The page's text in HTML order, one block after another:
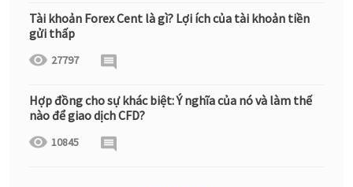
Tài khoản Forex Cent là gì? Lợi ích của tài khoản tiền
gửi thấp
27797
Hợp đồng cho sự khác biệt: Ý nghĩa của nó và làm thế
nào để giao dịch CFD?
10845